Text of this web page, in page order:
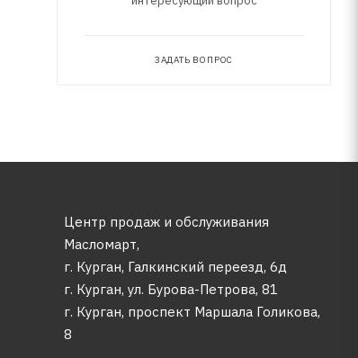
ЗАДАТЬ ВОПРОС
Центр продаж и обслуживания
Масломарт,
г. Курган, Галкинский переезд, 6д
г. Курган, ул. Бурова-Петрова, 81
г. Курган, проспект Маршала Голикова,
8